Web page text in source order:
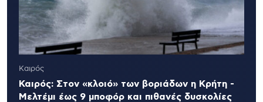
Καιρός
Καιρός: Στον «κλοιό» των βοριάδων η Κρήτη -
Μελτέμι έως 9 μποφόρ και πιθανές δυσκολίες